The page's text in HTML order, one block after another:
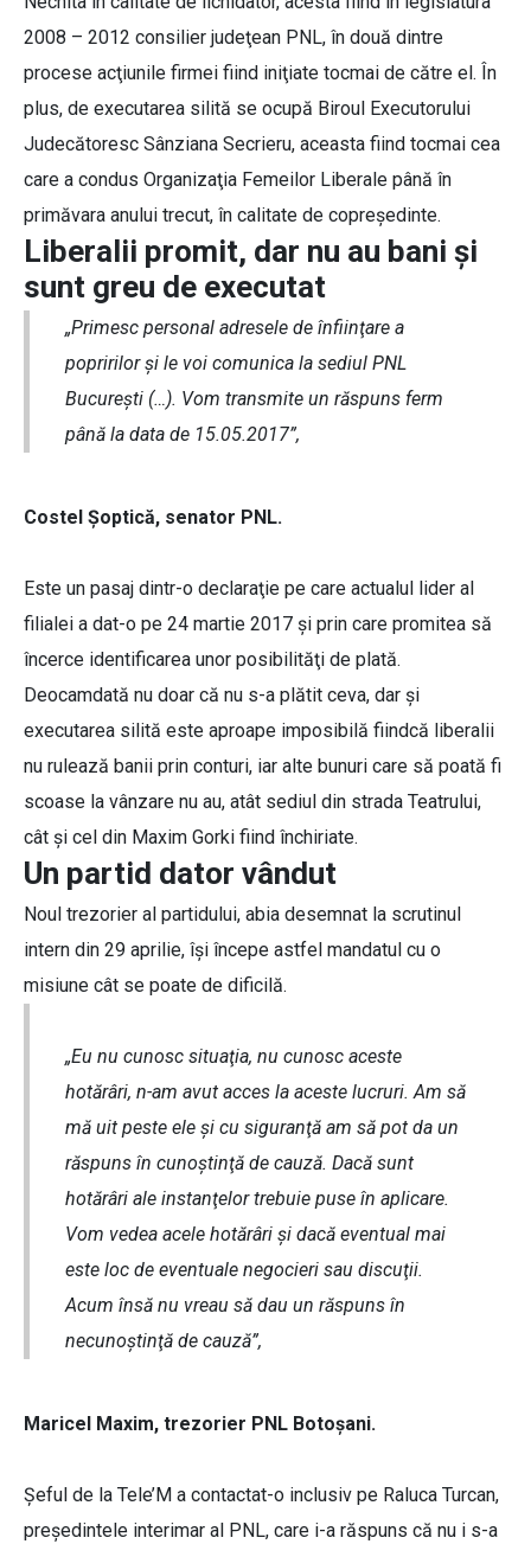
2008 – 2012 consilier judeţean PNL, în două dintre
procese acţiunile firmei fiind iniţiate tocmai de către el. În
plus, de executarea silită se ocupă Biroul Executorului
Judecătoresc Sânziana Secrieru, aceasta fiind tocmai cea
care a condus Organizaţia Femeilor Liberale până în
primăvara anului trecut, în calitate de copreşedinte.
Liberalii promit, dar nu au bani şi
sunt greu de executat
„Primesc personal adresele de înfiinţare a
popririlor şi le voi comunica la sediul PNL
Bucureşti (…). Vom transmite un răspuns ferm
până la data de 15.05.2017”,
Costel Şoptică, senator PNL.
Este un pasaj dintr-o declaraţie pe care actualul lider al
filialei a dat-o pe 24 martie 2017 şi prin care promitea să
încerce identificarea unor posibilităţi de plată.
Deocamdată nu doar că nu s-a plătit ceva, dar şi
executarea silită este aproape imposibilă fiindcă liberalii
nu rulează banii prin conturi, iar alte bunuri care să poată fi
scoase la vânzare nu au, atât sediul din strada Teatrului,
cât şi cel din Maxim Gorki fiind închiriate.
Un partid dator vândut
Noul trezorier al partidului, abia desemnat la scrutinul
intern din 29 aprilie, îşi începe astfel mandatul cu o
misiune cât se poate de dificilă.
„Eu nu cunosc situaţia, nu cunosc aceste
hotărâri, n-am avut acces la aceste lucruri. Am să
mă uit peste ele şi cu siguranţă am să pot da un
răspuns în cunoştinţă de cauză. Dacă sunt
hotărâri ale instanţelor trebuie puse în aplicare.
Vom vedea acele hotărâri şi dacă eventual mai
este loc de eventuale negocieri sau discuţii.
Acum însă nu vreau să dau un răspuns în
necunoştinţă de cauză”,
Maricel Maxim, trezorier PNL Botoşani.
Şeful de la Tele’M a contactat-o inclusiv pe Raluca Turcan,
preşedintele interimar al PNL, care i-a răspuns că nu i s-a